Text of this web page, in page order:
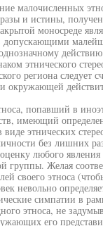
малочисленных
и истины,
моносреде
этнического
региона следует
окружающей
попавший в
имеющий
этнических
без лишних
любого
группы. Желая
своего этноса
невольно
симпатии в
этноса, не
его